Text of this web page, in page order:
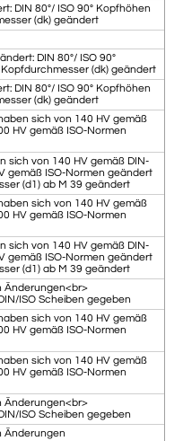
DIN 80°/ ISO 90° Kopfhöhen
(dk) geändert
DIN 80°/ ISO 90°
(dk) geändert
DIN 80°/ ISO 90° Kopfhöhen
(dk) geändert
sich von 140 HV gemäß
HV gemäß ISO-Normen
sich von 140 HV gemäß DIN-
gemäß ISO-Normen geändert
(d1) ab M 39 geändert
sich von 140 HV gemäß
HV gemäß ISO-Normen
sich von 140 HV gemäß DIN-
gemäß ISO-Normen geändert
(d1) ab M 39 geändert
Änderungen<br>
ISO Scheiben gegeben
sich von 140 HV gemäß
HV gemäß ISO-Normen
sich von 140 HV gemäß
HV gemäß ISO-Normen
Änderungen<br>
ISO Scheiben gegeben
Änderungen